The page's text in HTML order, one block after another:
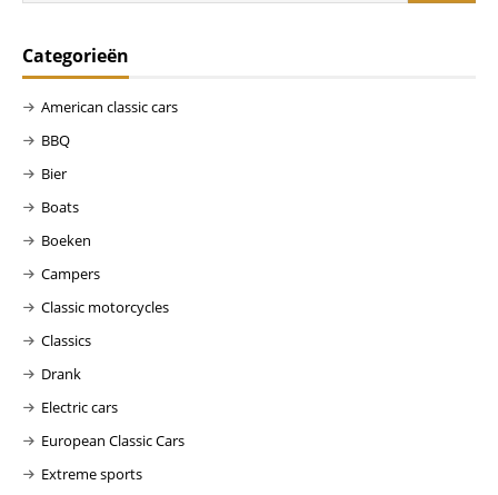
Categorieën
American classic cars
BBQ
Bier
Boats
Boeken
Campers
Classic motorcycles
Classics
Drank
Electric cars
European Classic Cars
Extreme sports